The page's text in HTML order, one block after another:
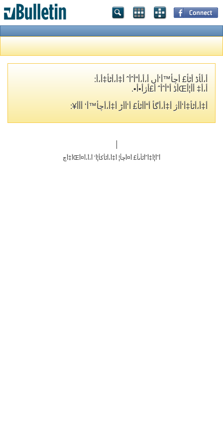
أ،أ‍أڈ أٹأ£ أچأ™أ‘أں أ،أ،أ“أˆأˆ أ‡أ،أٹأ‡أ،أ­:
أ،أ‡ أ­أ¦أŒأڈ أ“أˆأˆ أ£أژأ•أ•.
أ‡أ،أٹأ‡أ‘أ­أژ أ‡أ،أگأ­ أ“أ­أٹأ£ أ‘أ‌أڑ أ‡أ،أچأ™أ‘ أ‌أ­أ¥:
أˆأ¦أ‡أˆأٹأںأ£ أ¤أچأ¦ أ‡أ،أٹأکأ¦أ‘ أ،أ،أ¤أŒأ‡أچ